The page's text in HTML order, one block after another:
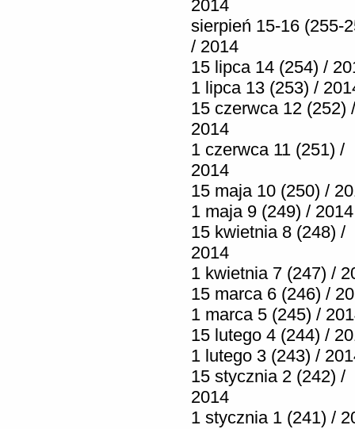
2014
sierpień 15-16 (255-
/ 2014
15 lipca 14 (254) /
1 lipca 13 (253) /
15 czerwca 12 (252) /
2014
1 czerwca 11 (251) /
2014
15 maja 10 (250) /
1 maja 9 (249) / 2014
15 kwietnia 8 (248) /
2014
1 kwietnia 7 (247) /
15 marca 6 (246) /
1 marca 5 (245) /
15 lutego 4 (244) /
1 lutego 3 (243) /
15 stycznia 2 (242) /
2014
1 stycznia 1 (241) /